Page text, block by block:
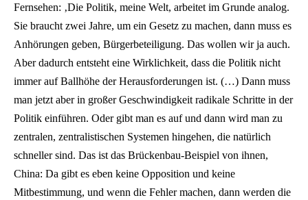
Fernsehen: ‚Die Politik, meine Welt, arbeitet im Grunde analog.
Sie braucht zwei Jahre, um ein Gesetz zu machen, dann muss es
Anhörungen geben, Bürgerbeteiligung. Das wollen wir ja auch.
Aber dadurch entsteht eine Wirklichkeit, dass die Politik nicht
immer auf Ballhöhe der Herausforderungen ist. (…) Dann muss
man jetzt aber in großer Geschwindigkeit radikale Schritte in der
Politik einführen. Oder gibt man es auf und dann wird man zu
zentralen, zentralistischen Systemen hingehen, die natürlich
schneller sind. Das ist das Brückenbau-Beispiel von ihnen,
China: Da gibt es eben keine Opposition und keine
Mitbestimmung, und wenn die Fehler machen, dann werden die